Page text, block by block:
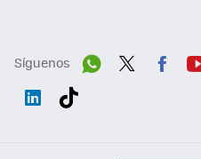
Síguenos